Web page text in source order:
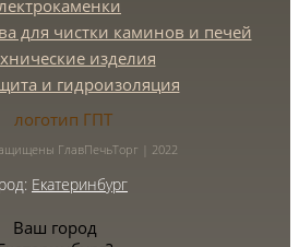
для чистки каминов и печей
изделия
и гидроизоляция
ГлавПечьТорг | 2022
Екатеринбург
Ваш город